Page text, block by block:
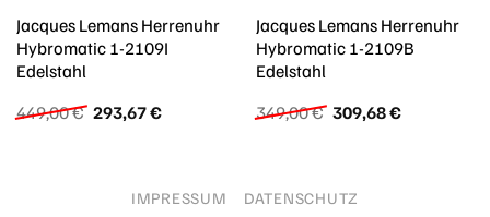
Jacques Lemans Herrenuhr
Hybromatic 1-2109I
Edelstahl
449,00€ Ursprünglicher
Preis
293,67€Aktueller
Jacques Lemans Herrenuhr
Hybromatic 1-2109B
Edelstahl
349,00€ Ursprünglicher
Preis
309,68€Aktueller
IMPRESSUM DATENSCHUTZ